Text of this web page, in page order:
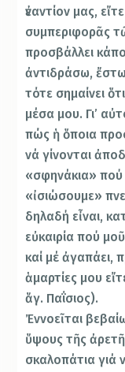
ἐναντίον μας,
συμπεριφορᾶς
προσβάλλει
ἀντιδράσω, ἔστω
τότε σημαίνει
μέσα μου. Γι’
πώς ἡ ὅποια
νά γίνονται
«σφηνάκια» πού
«ἰσιώσουμε»
δηλαδή εἶναι,
εὐκαιρία πού
καί μέ ἀγαπάει,
ἁμαρτίες μου
ἅγ. Παΐσιος).
Ἐννοεῖται
ὕψους τῆς
σκαλοπάτια γιά